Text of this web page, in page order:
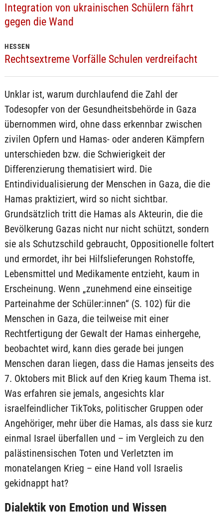
Integration von ukrainischen Schülern fährt
gegen die Wand
HESSEN
Rechtsextreme Vorfälle Schulen verdreifacht
Unklar ist, warum durchlaufend die Zahl der
Todesopfer von der Gesundheitsbehörde in Gaza
übernommen wird, ohne dass erkennbar zwischen
zivilen Opfern und Hamas- oder anderen Kämpfern
unterschieden bzw. die Schwierigkeit der
Differenzierung thematisiert wird. Die
Entindividualisierung der Menschen in Gaza, die die
Hamas praktiziert, wird so nicht sichtbar.
Grundsätzlich tritt die Hamas als Akteurin, die die
Bevölkerung Gazas nicht nur nicht schützt, sondern
sie als Schutzschild gebraucht, Oppositionelle foltert
und ermordet, ihr bei Hilfslieferungen Rohstoffe,
Lebensmittel und Medikamente entzieht, kaum in
Erscheinung. Wenn „zunehmend eine einseitige
Parteinahme der Schüler:innen“ (S. 102) für die
Menschen in Gaza, die teilweise mit einer
Rechtfertigung der Gewalt der Hamas einhergehe,
beobachtet wird, kann dies gerade bei jungen
Menschen daran liegen, dass die Hamas jenseits des
7. Oktobers mit Blick auf den Krieg kaum Thema ist.
Was erfahren sie jemals, angesichts klar
israelfeindlicher TikToks, politischer Gruppen oder
Angehöriger, mehr über die Hamas, als dass sie kurz
einmal Israel überfallen und – im Vergleich zu den
palästinensischen Toten und Verletzten im
monatelangen Krieg – eine Hand voll Israelis
gekidnappt hat?
Dialektik von Emotion und Wissen